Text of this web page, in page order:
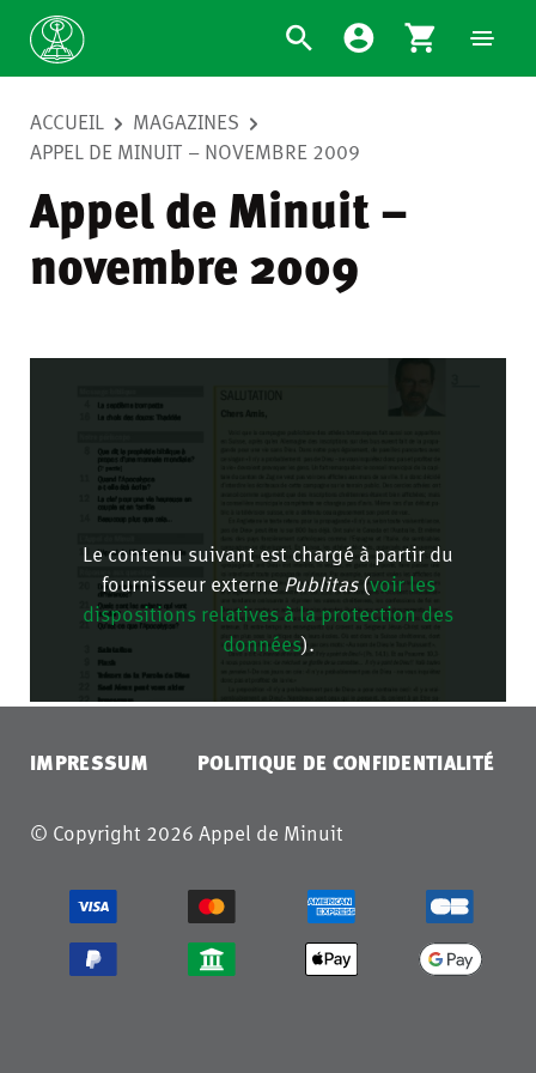
ACCUEIL
MAGAZINES
APPEL DE MINUIT – NOVEMBRE 2009
Appel de Minuit –
novembre 2009
Le contenu suivant est chargé à partir du
fournisseur externe Publitas(voir les
dispositions relatives à la protection des
données).
IMPRESSUM
POLITIQUE DE CONFIDENTIALITÉ
© Copyright 2026 Appel de Minuit